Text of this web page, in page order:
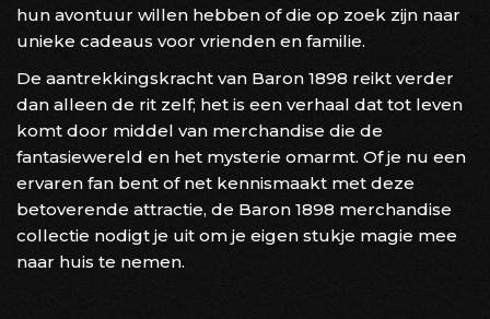
hun avontuur willen hebben of die op zoek zijn naar
unieke cadeaus voor vrienden en familie.
De aantrekkingskracht van Baron 1898 reikt verder
dan alleen de rit zelf; het is een verhaal dat tot leven
komt door middel van merchandise die de
fantasiewereld en het mysterie omarmt. Of je nu een
ervaren fan bent of net kennismaakt met deze
betoverende attractie, de Baron 1898 merchandise
collectie nodigt je uit om je eigen stukje magie mee
naar huis te nemen.